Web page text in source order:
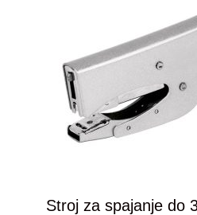
Stroj za spajanje do